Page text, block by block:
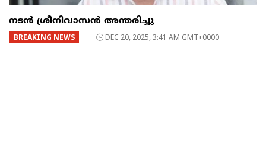
നടൻ ശ്രീനിവാസൻ അന്തരിച്ചു
BREAKING NEWS DEC 20, 2025, 3:41 AM GMT+0000